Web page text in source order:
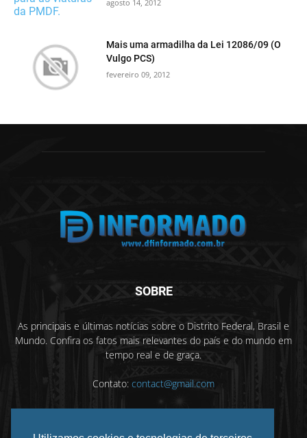
agosto 14, 2012
Mais uma armadilha da Lei 12086/09 (O
Vulgo PCS)
fevereiro 09, 2012
SOBRE
As principais e últimas notícias sobre o Distrito Federal, Brasil e
Mundo. Confira os fatos mais relevantes do país e do mundo em
tempo real e de graça.
Contato: contact@gmail.com